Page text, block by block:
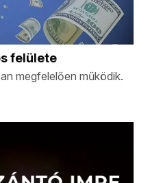
felülete
megfelelően működik.